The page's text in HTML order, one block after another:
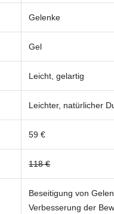
Gelenke
Gel
Leicht, gelartig
Leichter, natürlicher
59 €
118 €
Beseitigung von
Verbesserung der